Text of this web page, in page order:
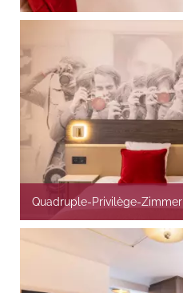
Quadruple-Privilège-Zimmer